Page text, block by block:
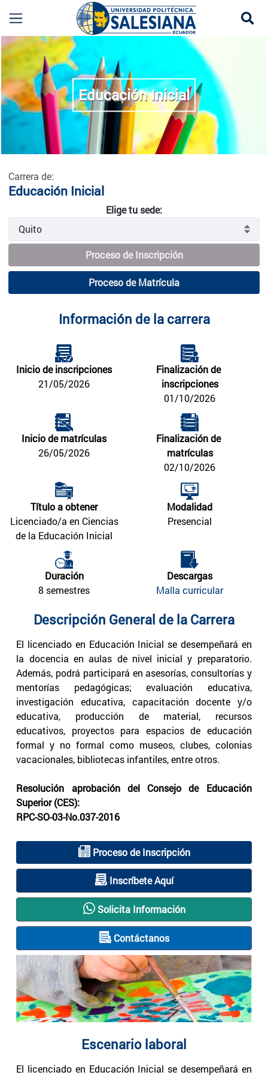
Educación Inicial - Quito
more
Educación Inicial
Carrera de:
Educación Inicial
Elige tu sede:
Proceso de Inscripción
Proceso de Matrícula
Información de la carrera
Inicio de inscripciones
21/05/2026
Finalización de
inscripciones
01/10/2026
Inicio de matrículas
26/05/2026
Finalización de
matrículas
02/10/2026
Título a obtener
Licenciado/a en Ciencias
de la Educación Inicial
Modalidad
Presencial
Duración
8 semestres
Descargas
Malla curricular
Descripción General de la Carrera
El licenciado en Educación Inicial se desempeñará en
la docencia en aulas de nivel inicial y preparatorio.
Además, podrá participará en asesorías, consultorías y
mentorías pedagógicas; evaluación educativa,
investigación educativa, capacitación docente y/o
educativa, producción de material, recursos
educativos, proyectos para espacios de educación
formal y no formal como museos, clubes, colonias
vacacionales, bibliotecas infantiles, entre otros.
Resolución aprobación del Consejo de Educación
Superior (CES):
RPC-SO-03-No.037-2016
Proceso de Inscripción
Inscríbete Aquí
Solicita Información
Contáctanos
Escenario laboral
El licenciado en Educación Inicial se desempeñará en